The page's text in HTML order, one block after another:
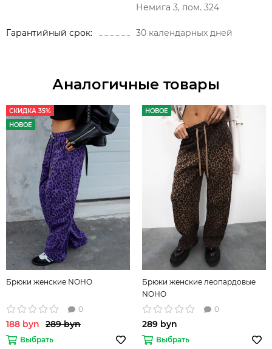
Немига 3, пом. 324
Гарантийный срок 30 календарных дней
Аналогичные товары
СКИДКА 35%
НОВОЕ
Брюки женские NOHO
0
188 byn 289 byn
Выбрать
НОВОЕ
Брюки женские леопардовые
NOHO
0
289 byn
Выбрать